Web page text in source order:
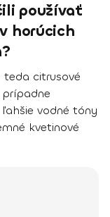
používať
horúcich
citrusové
prípadne
ľahšie vodné tóny
kvetinové